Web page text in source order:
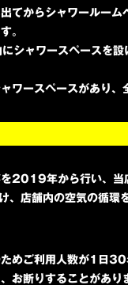
てからシャワールー
。
シャワースペースを設
ワースペースがあり
2019年から行い、
、店舗内の空気の循環
めご利用人数が1日30
お断りすることがあり